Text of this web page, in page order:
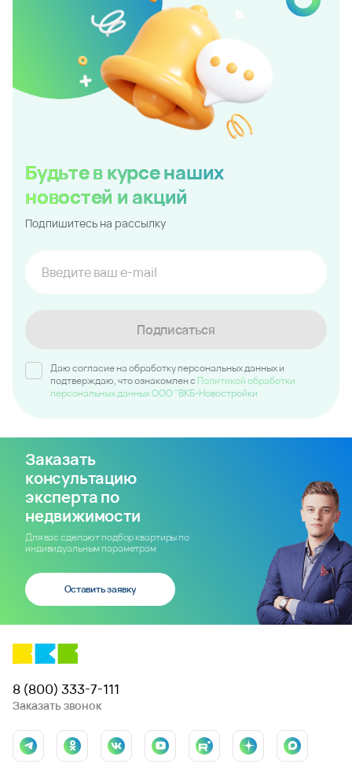
Будьте в курсе наших
новостей и акций
Подпишитесь на рассылку
Подписаться
Даю согласие на обработку персональных данных и
подтверждаю, что ознакомлен c Политикой обработки
персональных данных ООО "ВКБ-Новостройки
Заказать
консультацию
эксперта по
недвижимости
Для вас сделают подбор квартиры по
индивидуальным параметрам
Оставить заявку
8 (800) 333-7-111
Заказать звонок